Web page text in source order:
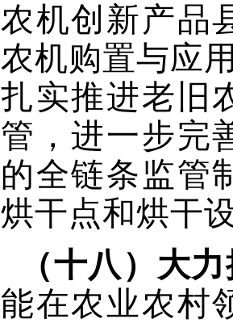
农机创新产品
农机购置与应
扎实推进老旧
管，进一步完
的全链条监管
烘干点和烘干
（十八）大
能在农业农村